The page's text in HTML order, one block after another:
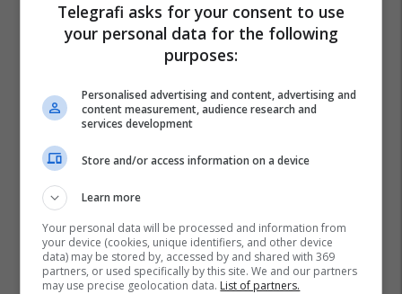
Telegrafi asks for your consent to use
your personal data for the following
purposes:
Personalised advertising and content, advertising and
content measurement, audience research and
services development
Store and/or access information on a device
Learn more
Your personal data will be processed and information from
your device (cookies, unique identifiers, and other device
data) may be stored by, accessed by and shared with 369
partners, or used specifically by this site. We and our partners
may use precise geolocation data. List of partners.